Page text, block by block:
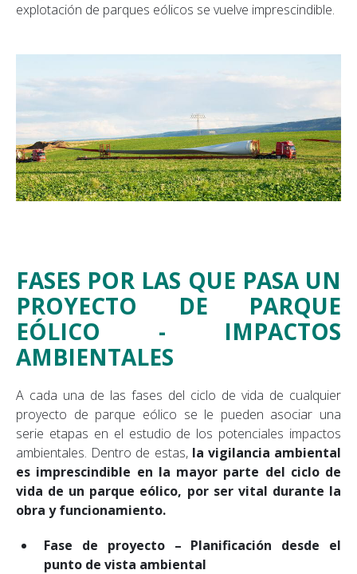
explotación de parques eólicos se vuelve imprescindible.
FASES POR LAS QUE PASA UN
PROYECTO DE PARQUE
EÓLICO - IMPACTOS
AMBIENTALES
A cada una de las fases del ciclo de vida de cualquier
proyecto de parque eólico se le pueden asociar una
serie etapas en el estudio de los potenciales impactos
ambientales. Dentro de estas,la vigilancia ambiental
es imprescindible en la mayor parte del ciclo de
vida de un parque eólico, por ser vital durante la
obra y funcionamiento.
Fase de proyecto – Planificación desde el
punto de vista ambiental